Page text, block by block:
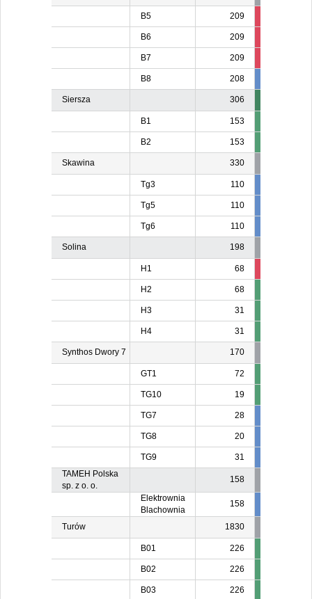
B5 209
B6 209
B7 209
B8 208
Siersza 306
B1 153
B2 153
Skawina 330
Tg3 110
Tg5 110
Tg6 110
Solina 198
H1 68
H2 68
H3 31
H4 31
Synthos Dwory 7 170
GT1 72
TG10 19
TG7 28
TG8 20
TG9 31
TAMEH Polska
sp. z o. o.
158
Elektrownia
Blachownia
158
Turów 1830
B01 226
B02 226
B03 226